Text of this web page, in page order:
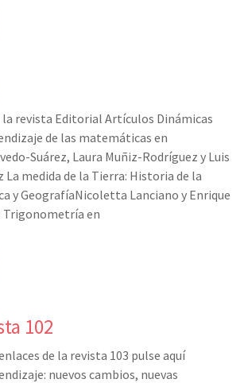
la revista Editorial Artículos Dinámicas
de las matemáticas en
Suárez, Laura Muñiz-Rodríguez y Luis
La medida de la Tierra: Historia de la
y GeografíaNicoletta Lanciano y Enrique
en
102
de la revista 103 pulse aquí
nuevos cambios, nuevas